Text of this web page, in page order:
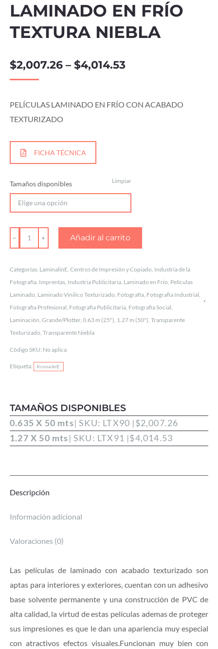
LAMINADO EN FRÍO
TEXTURA NIEBLA
$2,007.26 – $4,014.53
PELÍCULAS LAMINADO EN FRÍO CON ACABADO
TEXTURIZADO
FICHA TÉCNICA
Tamaños disponibles Limpiar
PELÍCULAS
LAMINADO
TEXTURA
NIEBLA
cantidad
Añadir al carrito
Categorías: LaminalinE, Centros de Impresión y Copiado, Industria de la
Fotografía, Imprentas, Industria Publicitaria, Laminado en Frio, Películas
Laminado, Laminado Vinilico Texturizado, Fotografía, Fotografia Industrial,
Fotografia Profesional, Fotografia Publicitaria, Fotografia Social,
Laminación, Grande/Plotter, 0.63 m (25"), 1.27 m (50"), Transparente
Texturizado, Transparente Niebla
Código SKU: No aplica
Etiqueta: KronalinE
TAMAÑOS DISPONIBLES
0.635 X 50 mts| SKU: LTX90 |$2,007.26
1.27 X 50 mts | SKU: LTX91 |$4,014.53
Descripción
Información adicional
Valoraciones (0)
Las películas de laminado con acabado texturizado son
aptas para interiores y exteriores, cuentan con un adhesivo
base solvente permanente y una construcción de PVC de
alta calidad, la virtud de estas películas ademas de proteger
sus impresiones es que le dan una apariencia muy especial
con atractivos efectos visuales.Funcionan muy bien con